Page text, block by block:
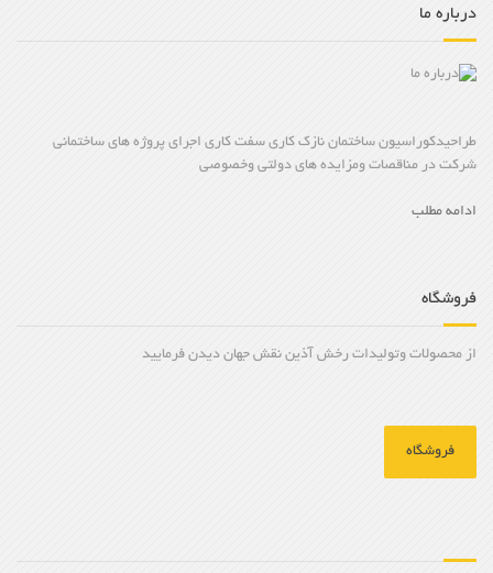
درباره ما
طراحیدکوراسیون ساختمان نازک کاری سفت کاری اجرای پروژه های ساختمانی
شرکت در مناقصات ومزایده های دولتی وخصوصی
ادامه مطلب
فروشگاه
از محصولات وتولیدات رخش آذین نقش جهان دیدن فرمایید
فروشگاه